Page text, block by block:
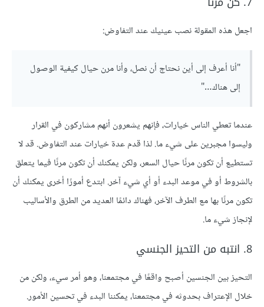
اجعل هذه المقولة نصب عينيك عند التفاوض:
"أنا أعرف إلى أين نحتاج أن نصل، وأنا مرن حيال كيفية الوصول
إلى هناك…"
عندما تعطي الناس خيارات، فإنهم يشعرون أنهم مشاركون في القرار
وليسوا مجبرين على شيء ما. لذا قدم عدة خيارات عند التفاوض. قد لا
تستطيع أن تكون مرنًا حيال السعر، ولكن يمكنك أن تكون مرنًا فيما يتعلق
بالشروط أو في موعد البدء أو أي شيء آخر. ابتدع أمورًا أخرى يمكنك أن
تكون مرنًا بها مع الطرف الآخر، فهناك دائمًا العديد من الطرق والأساليب
لإنجاز شيء ما.
8. انتبه من التحيز الجنسي
التحيز بين الجنسين أصبح واقعًا في مجتمعنا، وهو أمر سيء، ولكن من
خلال الإعتراف بحدوثه في مجتمعنا، يمكننا البدء في تحسين الأمور.